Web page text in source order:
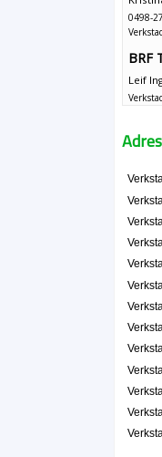
0498-
BRF
Leif
0498-
Gun-
0498-